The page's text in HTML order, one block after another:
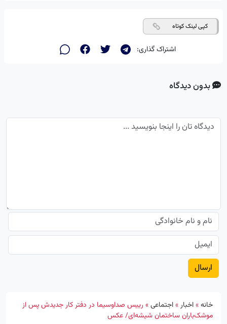
کپی لینک کوتاه
اشتراک گذاری:
بدون دیدگاه
خانه»اخبار»اجتماعی» رییس صداوسیما در دفتر کار جدیدش پس از
موشک‌باران ساختمان شیشه‌ای/ عکس